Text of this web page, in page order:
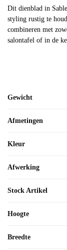
Dit dienblad in
styling rustig te
combineren met
salontafel of in de
Gewicht
Afmetingen
Kleur
Afwerking
Stock Artikel
Hoogte
Breedte